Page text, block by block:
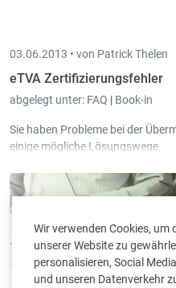
Wir verwenden Cookies, um
unserer Website zu
personalisieren, Social
und unseren Datenverkehr
03.06.2013 • von Patrick Thelen
eTVA Zertifizierungsfehler
abgelegt unter: FAQ | Book-in
Sie haben Probleme bei der
einige mögliche Lösungswege